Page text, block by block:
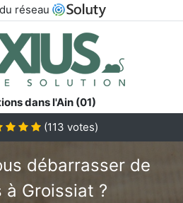
réseau
dans l'Ain (01)
(113 votes)
débarrasser de
à Groissiat ?